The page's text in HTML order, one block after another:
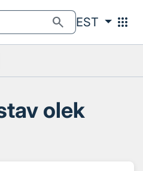
search EST apps
olek